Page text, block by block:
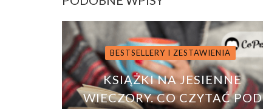
BESTSELLERY I ZESTAWIENIA
KSIĄŻKI NA JESIENNE
WIECZORY. CO CZYTAĆ POD